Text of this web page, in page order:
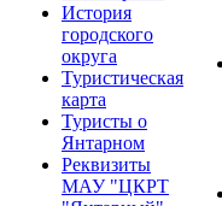
История
городского
округа
Туристическая
карта
Туристы о
Янтарном
Реквизиты
МАУ "ЦКРТ